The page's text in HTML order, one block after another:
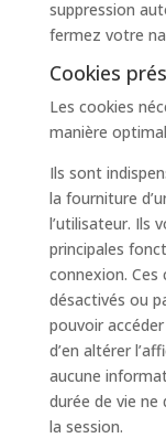
suppression
fermez votre
Cookies
Les cookies
manière
Ils sont
la fourniture
l’utilisateur. Ils
principales
connexion. Ces
désactivés ou
pouvoir
d’en altérer
aucune
durée de vie ne
la session.